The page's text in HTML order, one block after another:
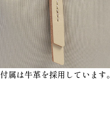
付属は牛革を採用しています。